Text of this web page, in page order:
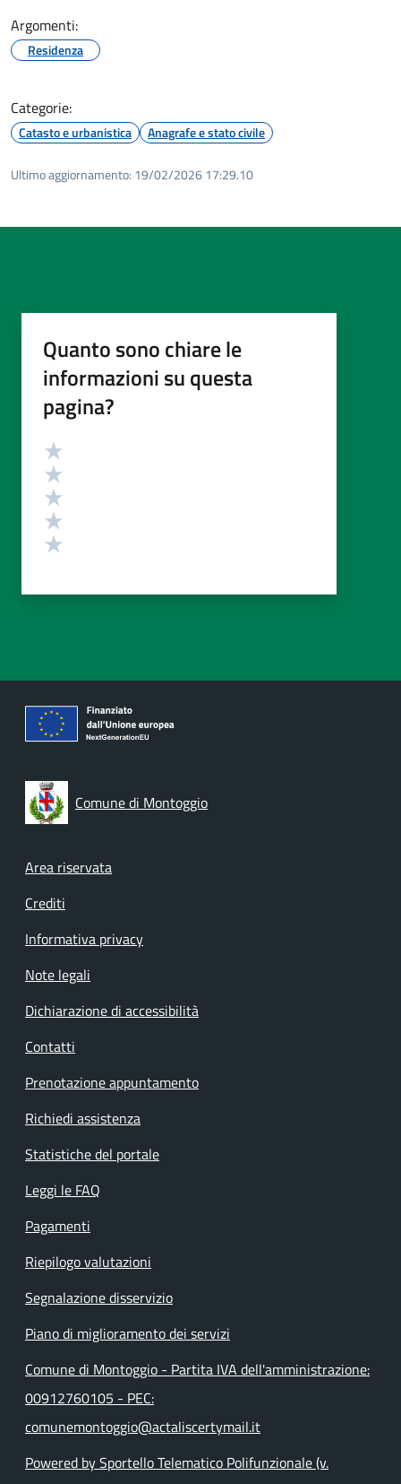
Argomenti:
Residenza
Categorie:
Catasto e urbanistica Anagrafe e stato civile
Ultimo aggiornamento: 19/02/2026 17:29.10
Quanto sono chiare le
informazioni su questa
pagina?
Valutazione
Comune di Montoggio
Footer menu
Area riservata
Crediti
Informativa privacy
Note legali
Dichiarazione di accessibilità
Contatti
Prenotazione appuntamento
Richiedi assistenza
Statistiche del portale
Leggi le FAQ
Pagamenti
Riepilogo valutazioni
Segnalazione disservizio
Piano di miglioramento dei servizi
Comune di Montoggio - Partita IVA dell'amministrazione:
00912760105 - PEC:
comunemontoggio@actaliscertymail.it
Powered by Sportello Telematico Polifunzionale (v.